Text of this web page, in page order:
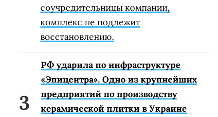
соучредительницы компании,
комплекс не подлежит
восстановлению.
РФ ударила по инфраструктуре
«Эпицентра». Одно из крупнейших
предприятий по производству
керамической плитки в Украине